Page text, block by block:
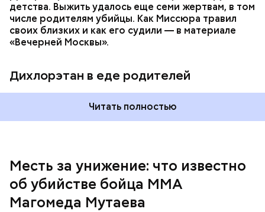
детства. Выжить удалось еще семи жертвам, в том
числе родителям убийцы. Как Миссюра травил
своих близких и как его судили — в материале
«Вечерней Москвы».
Дихлорэтан в еде родителей
Читать полностью
Месть за унижение: что известно
об убийстве бойца ММА
Магомеда Мутаева
— Личность подозреваемого установлена,
полицией принимаются меры к задержанию, —
Республике Дагестан.